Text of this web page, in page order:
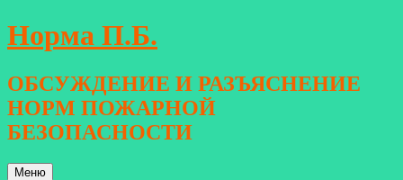
Перейти
к
Норма П.Б.
ОБСУЖДЕНИЕ И РАЗЪЯСНЕНИЕ
НОРМ ПОЖАРНОЙ
БЕЗОПАСНОСТИ
Меню